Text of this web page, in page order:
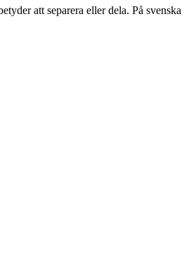
att separera eller dela. På svenska